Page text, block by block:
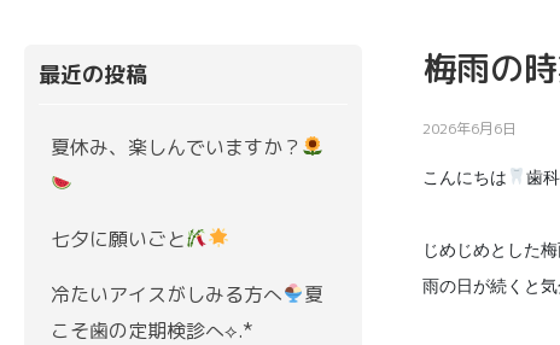
梅雨の
2026年6月6日
こんにちは 歯
じめじめとした
雨の日が続くと
最近の投稿
夏休み、楽しんでいますか？
七夕に願いごと
冷たいアイスがしみる方へ
夏
こそ歯の定期検診へ⟡.*